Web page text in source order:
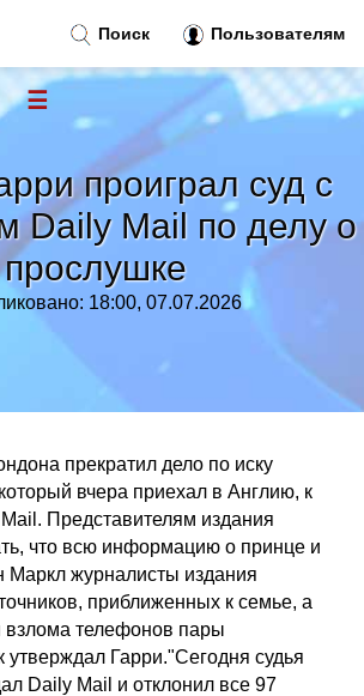
проиграл суд с
Daily Mail по делу о
прослушке
18:00, 07.07.2026
прекратил дело по иску
вчера приехал в Англию, к
Представителям издания
что всю информацию о принце и
Маркл журналисты издания
приближенных к семье, а
телефонов пары
утверждал Гарри."Сегодня судья
Daily Mail и отклонил все 97
Поиск Пользователям
☰
»